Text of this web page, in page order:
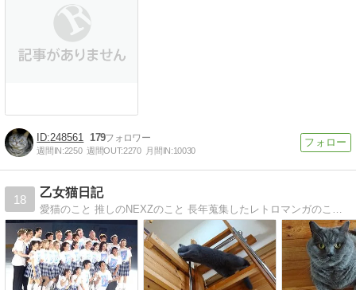
248561 179
週間IN:2250 週間OUT:2270 月間IN:10030
18
乙女猫日記